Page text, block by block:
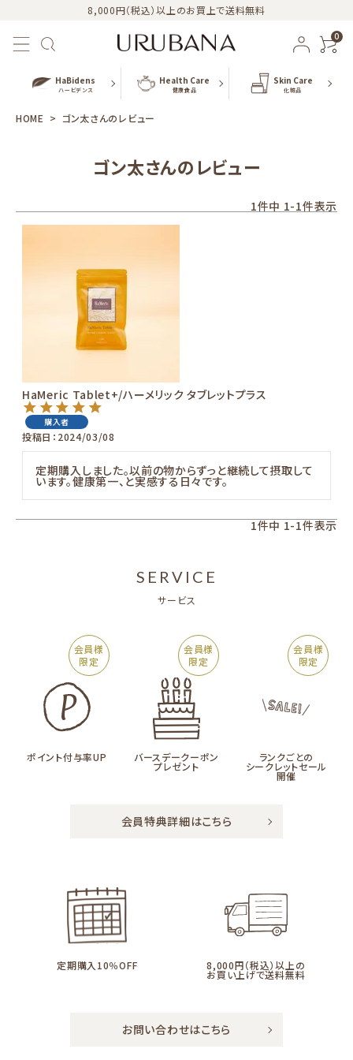
8,000円（税込）以上のお買上で送料無料
0
HaBidens
ハービデンス
Health Care
健康食品
Skin Care
化粧品
新商品
URUBANAブログ
お知らせ
HOME ゴン太さんのレビュー
ゴン太さんのレビュー
1件中 1-1件表示
HaMeric Tablet+/ハーメリック タブレットプラス
購入者
投稿日 2024/03/08
定期購入しました。以前の物からずっと継続して摂取して
います。健康第一、と実感する日々です。
1件中 1-1件表示
SERVICE
サービス
会員様
限定
ポイント付与率UP
会員様
限定
バースデークーポン
プレゼント
会員様
限定
ランクごとの
シークレットセール
開催
会員特典詳細はこちら
定期購入10％OFF 8,000円（税込）以上の
お買い上げで送料無料
お問い合わせはこちら